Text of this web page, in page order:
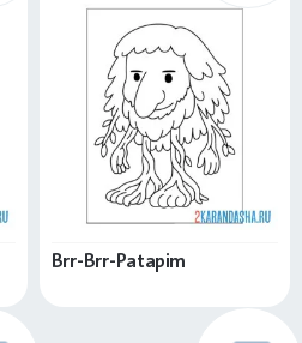
Brr-Brr-Patapim